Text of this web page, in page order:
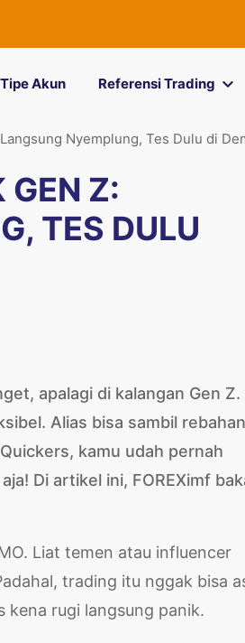
Tipe Akun Referensi Trading
Nyemplung, Tes Dulu di
Z:
TES DULU
apalagi di kalangan Gen Z.
Alias bisa sambil
kamu udah pernah
Di artikel ini, FOREXimf
Liat temen atau influencer
trading itu nggak bisa
kena rugi langsung panik.